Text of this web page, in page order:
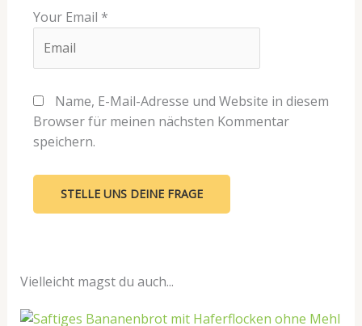
Your Email *
Name, E-Mail-Adresse und Website in diesem
Browser für meinen nächsten Kommentar
speichern.
Vielleicht magst du auch...